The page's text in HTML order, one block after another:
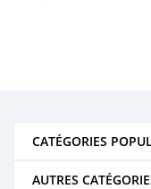
CATÉGORIES
AUTRES